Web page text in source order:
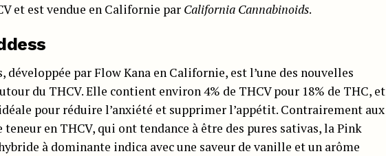
et est vendue en Californie par California Cannabinoids.
développée par Flow Kana en Californie, est l’une des nouvelles
du THCV. Elle contient environ 4% de THCV pour 18% de THC, et
pour réduire l’anxiété et supprimer l’appétit. Contrairement aux
en THCV, qui ont tendance à être des pures sativas, la Pink
à dominante indica avec une saveur de vanille et un arôme